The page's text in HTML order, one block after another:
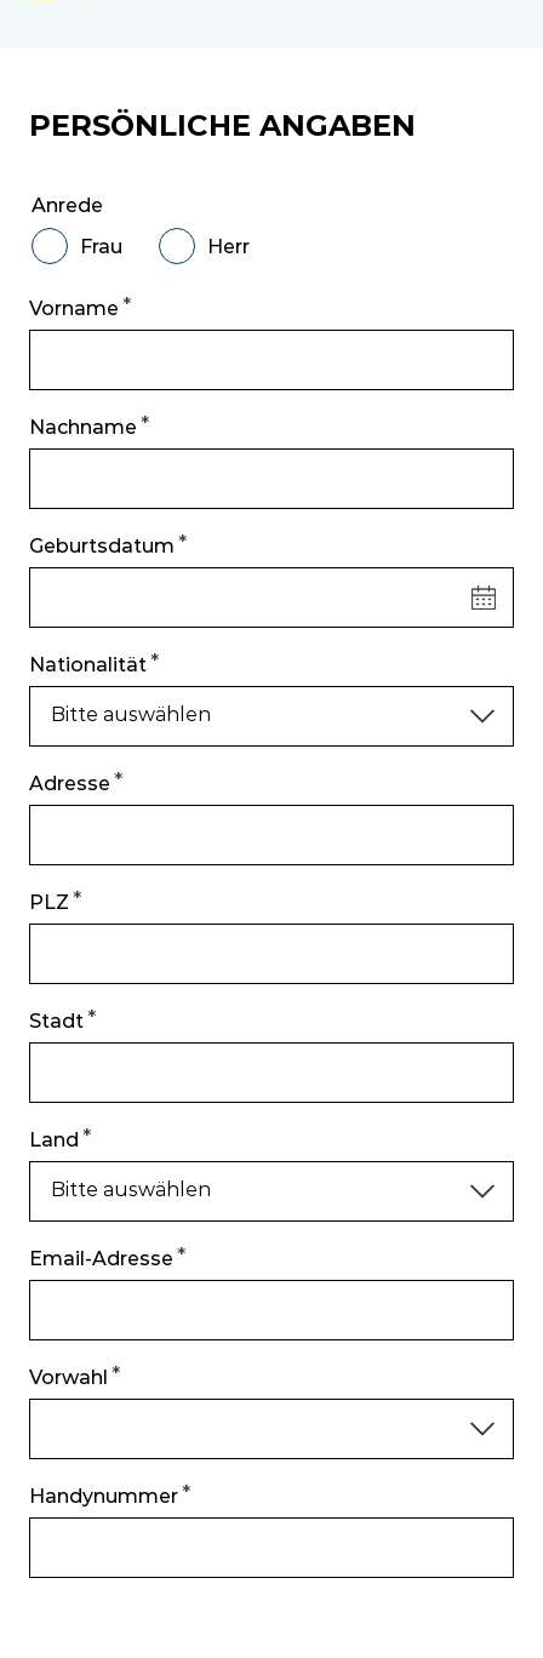
PERSÖNLICHE ANGABEN
Anrede
Frau
Herr
Vorname
Nachname
Geburtsdatum
Nationalität
Bitte auswählen
Adresse
PLZ
Stadt
Land
Bitte auswählen
Email-Adresse
Vorwahl
Handynummer